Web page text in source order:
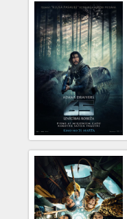
Подарки
Кинозакуски
Клуб